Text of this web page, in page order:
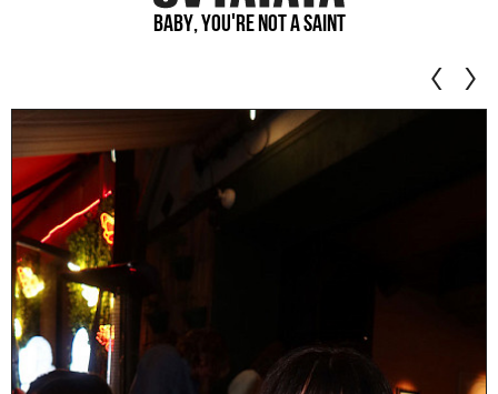
Baby, you're not a saint